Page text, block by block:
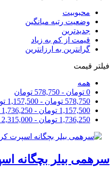
محبوبیت
وضعیت رتبه میانگین
جدیدترین
قیمت از کم به زیاد
گرانترین به ارزانترین
فیلتر قیمت
همه
0 تومان -
578,750 تومان
578,750 تومان -
1,157,500
1,157,500 تومان -
1,736,250
1,736,250 تومان -
2,315,000
سرهمی بیلر بچگانه اسپرت کرمی 9 تا